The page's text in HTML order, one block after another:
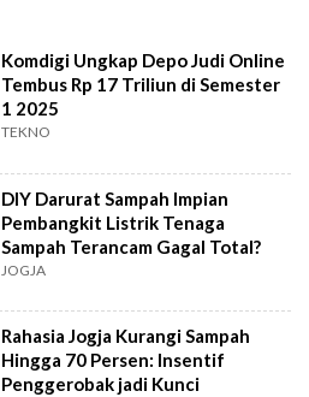
Komdigi Ungkap Depo Judi Online
Tembus Rp 17 Triliun di Semester
1 2025
TEKNO
DIY Darurat Sampah Impian
Pembangkit Listrik Tenaga
Sampah Terancam Gagal Total?
JOGJA
Rahasia Jogja Kurangi Sampah
Hingga 70 Persen: Insentif
Penggerobak jadi Kunci